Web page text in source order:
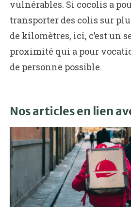
vulnérables. Si cocolis a
transporter des colis sur
de kilomètres, ici, c’est un
proximité qui a pour
de personne possible.
Nos articles en lien